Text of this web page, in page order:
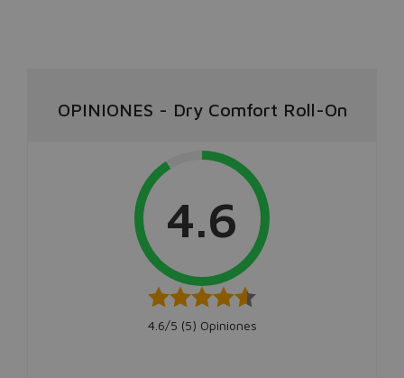
OPINIONES - Dry Comfort Roll-On
4.6
4.6/5 (5) Opiniones